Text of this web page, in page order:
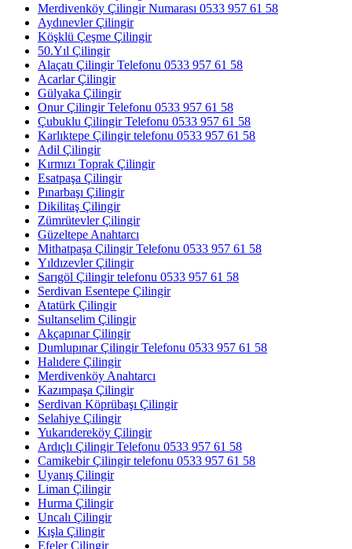
Merdivenköy Çilingir Numarası 0533 957 61 58
Aydınevler Çilingir
Köşklü Çeşme Çilingir
50.Yıl Çilingir
Alaçatı Çilingir Telefonu 0533 957 61 58
Acarlar Çilingir
Gülyaka Çilingir
Onur Çilingir Telefonu 0533 957 61 58
Çubuklu Çilingir Telefonu 0533 957 61 58
Karlıktepe Çilingir telefonu 0533 957 61 58
Adil Çilingir
Kırmızı Toprak Çilingir
Esatpaşa Çilingir
Pınarbaşı Çilingir
Dikilitaş Çilingir
Zümrütevler Çilingir
Güzeltepe Anahtarcı
Mithatpaşa Çilingir Telefonu 0533 957 61 58
Yıldızevler Çilingir
Sarıgöl Çilingir telefonu 0533 957 61 58
Serdivan Esentepe Çilingir
Atatürk Çilingir
Sultanselim Çilingir
Akçapınar Çilingir
Dumlupınar Çilingir Telefonu 0533 957 61 58
Halıdere Çilingir
Merdivenköy Anahtarcı
Kazımpaşa Çilingir
Serdivan Köprübaşı Çilingir
Selahiye Çilingir
Yukarıdereköy Çilingir
Ardıçlı Çilingir Telefonu 0533 957 61 58
Camikebir Çilingir telefonu 0533 957 61 58
Uyanış Çilingir
Liman Çilingir
Hurma Çilingir
Uncalı Çilingir
Kışla Çilingir
Efeler Çilingir